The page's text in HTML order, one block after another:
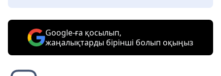
Google-ға қосылып,
жаңалықтарды бірінші болып оқыңыз